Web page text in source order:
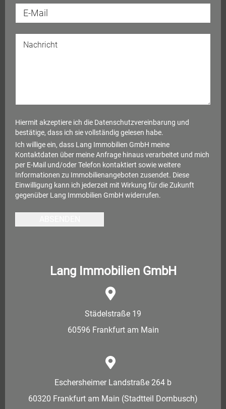
Hiermit akzeptiere ich die Datenschutzvereinbarung und
bestätige, dass ich sie vollständig gelesen habe.
Ich willige ein, dass Lang Immobilien GmbH meine
Kontaktdaten über meine Anfrage hinaus verarbeitet und mich
per E-Mail und/oder Telefon kontaktiert sowie weitere
Informationen zu Immobilienangeboten zusendet. Diese
Einwilligung kann ich jederzeit mit Wirkung für die Zukunft
gegenüber Lang Immobilien GmbH widerrufen.
Lang Immobilien GmbH
Städelstraße 19
60596 Frankfurt am Main
Eschersheimer Landstraße 264 b
60320 Frankfurt am Main (Stadtteil Dornbusch)